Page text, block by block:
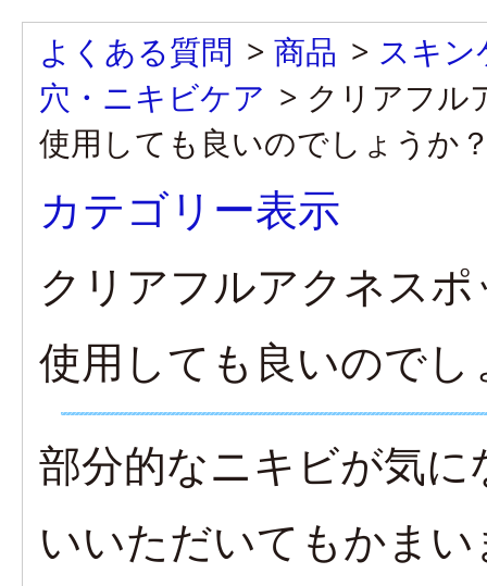
よくある質問 > 商品 > スキン
穴・ニキビケア > クリアフル
使用しても良いのでしょうか
カテゴリー表示
クリアフルアクネス
使用しても良いのでし
部分的なニキビが気
いいただいてもかま